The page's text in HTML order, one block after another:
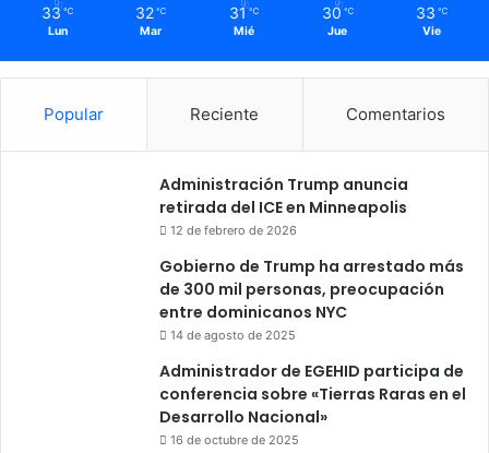
33 ℃
Lun
32 ℃
Mar
31 ℃
Mié
30 ℃
Jue
33 ℃
Vie
Popular Reciente Comentarios
Administración Trump anuncia
retirada del ICE en Minneapolis
12 de febrero de 2026
Gobierno de Trump ha arrestado más
de 300 mil personas, preocupación
entre dominicanos NYC
14 de agosto de 2025
Administrador de EGEHID participa de
conferencia sobre «Tierras Raras en el
Desarrollo Nacional»
16 de octubre de 2025